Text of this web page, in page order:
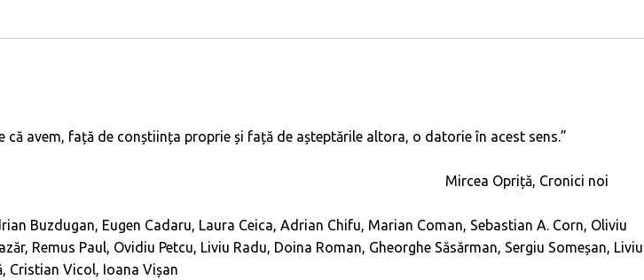
avem, față de conștiința proprie și față de așteptările altora, o datorie în acest sens.”
Mircea Opriță, Cronici noi
Buzdugan, Eugen Cadaru, Laura Ceica, Adrian Chifu, Marian Coman, Sebastian A. Corn, Oliviu
Remus Paul, Ovidiu Petcu, Liviu Radu, Doina Roman, Gheorghe Săsărman, Sergiu Someșan, Liviu
Cristian Vicol, Ioana Vișan